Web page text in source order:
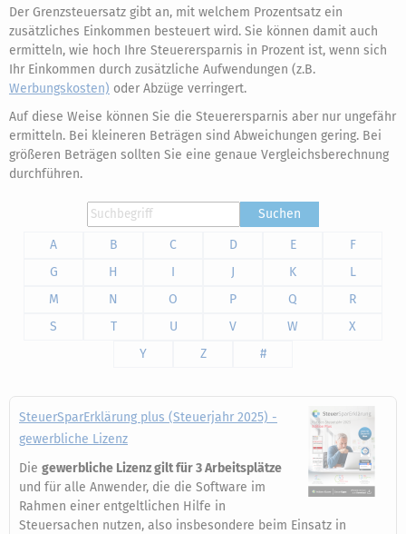
Der Grenzsteuersatz gibt an, mit welchem Prozentsatz ein
zusätzliches Einkommen besteuert wird. Sie können damit auch
ermitteln, wie hoch Ihre Steuerersparnis in Prozent ist, wenn sich
Ihr Einkommen durch zusätzliche Aufwendungen (z.B.
Werbungskosten) oder Abzüge verringert.
Auf diese Weise können Sie die Steuerersparnis aber nur ungefähr
ermitteln. Bei kleineren Beträgen sind Abweichungen gering. Bei
größeren Beträgen sollten Sie eine genaue Vergleichsberechnung
durchführen.
Suchen
A
B C D E
F
G
H I J K
L
M
N O P Q
R
S
T U V W
X
Y
Z #
SteuerSparErklärung plus (Steuerjahr 2025) -
gewerbliche Lizenz
Die gewerbliche Lizenz gilt für 3 Arbeitsplätze
und für alle Anwender, die die Software im
Rahmen einer entgeltlichen Hilfe in
Steuersachen nutzen, also insbesondere beim Einsatz in